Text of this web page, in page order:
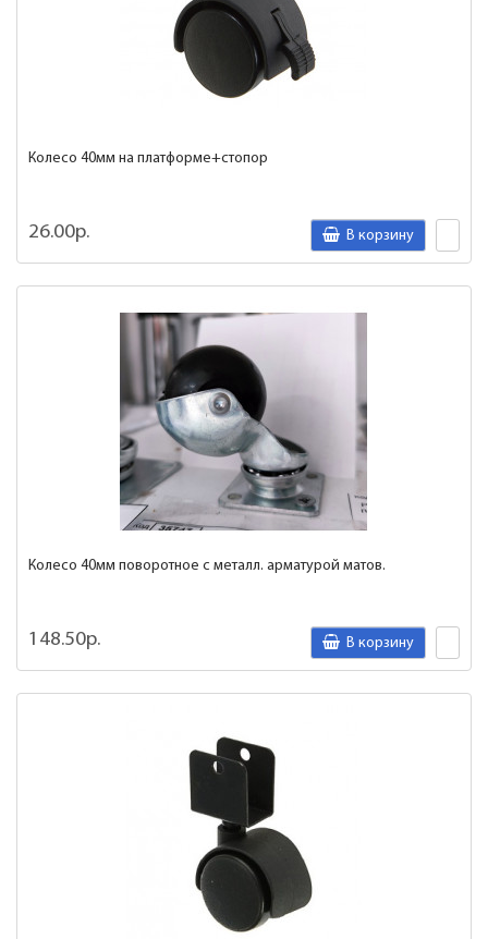
Колесо 40мм на платформе+стопор
26.00р. В корзину
Колесо 40мм поворотное с металл. арматурой матов.
148.50р. В корзину